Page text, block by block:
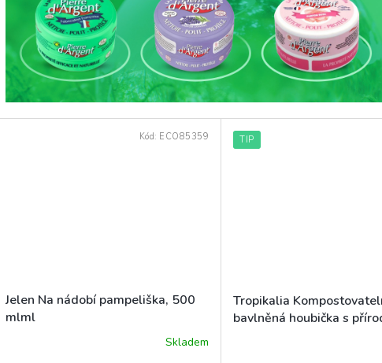
Jelen Na nádobí pampeliška, 500
mlml
Skladem
Kód: ECO85359 TIP
Tropikalia
bavlněná houbička s